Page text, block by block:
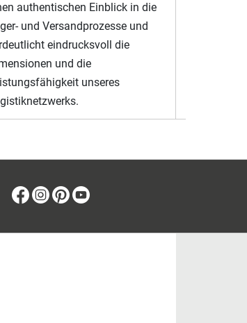
authentischen Einblick in die
und Versandprozesse und
eindrucksvoll die
und die
unseres
Facebook
Instagram
Pinterest